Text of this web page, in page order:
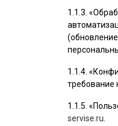
1.1.3.
1.1.4.
требование
1.1.5. «
servise.ru